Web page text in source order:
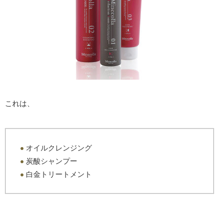
これは、
オイルクレンジング
炭酸シャンプー
白金トリートメント